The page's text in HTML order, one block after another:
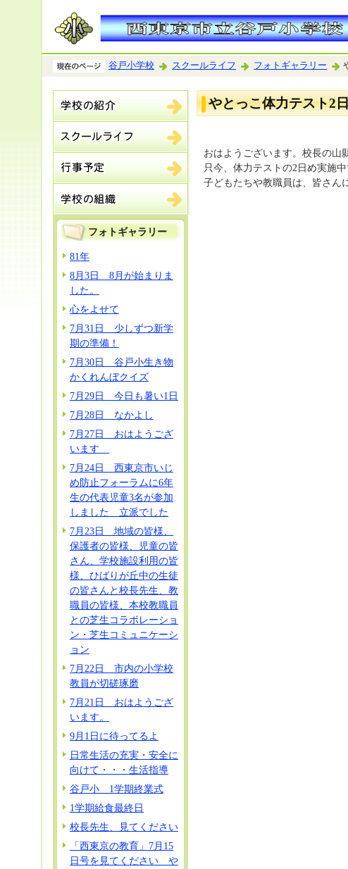
谷戸小学校 スクールライフ フォトギャラリー
フォトギャラリー
81年
8月3日 8月が始まりま
した。
心をよせて
7月31日 少しずつ新学
期の準備！
7月30日 谷戸小生き物
かくれんぼクイズ
7月29日 今日も暑い1日
7月28日 なかよし
7月27日 おはようござ
います
7月24日 西東京市いじ
め防止フォーラムに6年
生の代表児童3名が参加
しました 立派でした
7月23日 地域の皆様、
保護者の皆様、児童の皆
さん、学校施設利用の皆
様、ひばりが丘中の生徒
の皆さんと校長先生、教
職員の皆様、本校教職員
との芝生コラボレーショ
ン・芝生コミュニケーシ
ョン
7月22日 市内の小学校
教員が切磋琢磨
7月21日 おはようござ
います。
9月1日に待ってるよ
日常生活の充実・安全に
向けて・・・生活指導
谷戸小 1学期終業式
1学期給食最終日
校長先生、見てください
「西東京の教育」7月15
日号を見てください や
やとっこ体力テスト2
おはようございます。校長の山
只今、体力テストの2日め実施
子どもたちや教職員は、皆さん